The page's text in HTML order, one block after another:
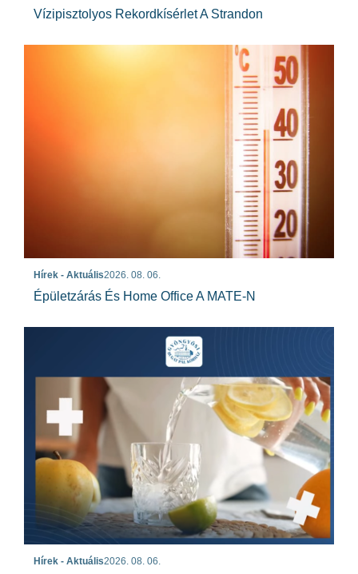
Vízipisztolyos Rekordkísérlet A Strandon
Hírek - Aktuális2026. 08. 06.
Épületzárás És Home Office A MATE-N
Hírek - Aktuális2026. 08. 06.